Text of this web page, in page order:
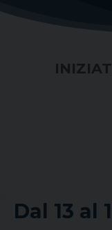
Dal 13 al